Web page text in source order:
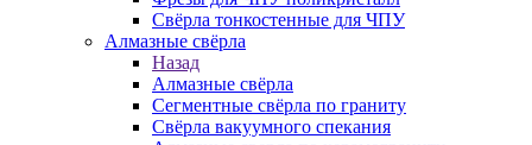
Свёрла тонкостенные для ЧПУ
Алмазные свёрла
Назад
Алмазные свёрла
Сегментные свёрла по граниту
Свёрла вакуумного спекания